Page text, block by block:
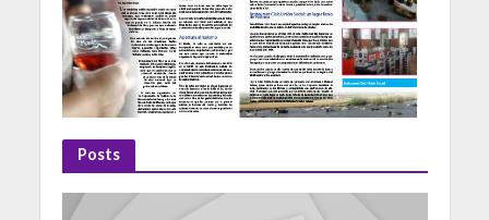
Posts